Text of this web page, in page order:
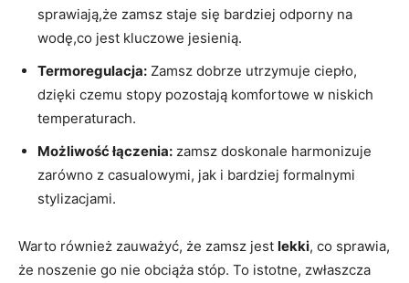
sprawiają,że zamsz staje się bardziej odporny na
wodę,co jest kluczowe jesienią.
Termoregulacja: Zamsz dobrze utrzymuje ciepło,
dzięki czemu stopy pozostają komfortowe w niskich
temperaturach.
Możliwość łączenia: zamsz doskonale harmonizuje
zarówno z casualowymi, jak i bardziej formalnymi
stylizacjami.
Warto również zauważyć, że zamsz jest lekki, co sprawia,
że noszenie go nie obciąża stóp. To istotne, zwłaszcza